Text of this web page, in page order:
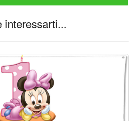
interessarti...